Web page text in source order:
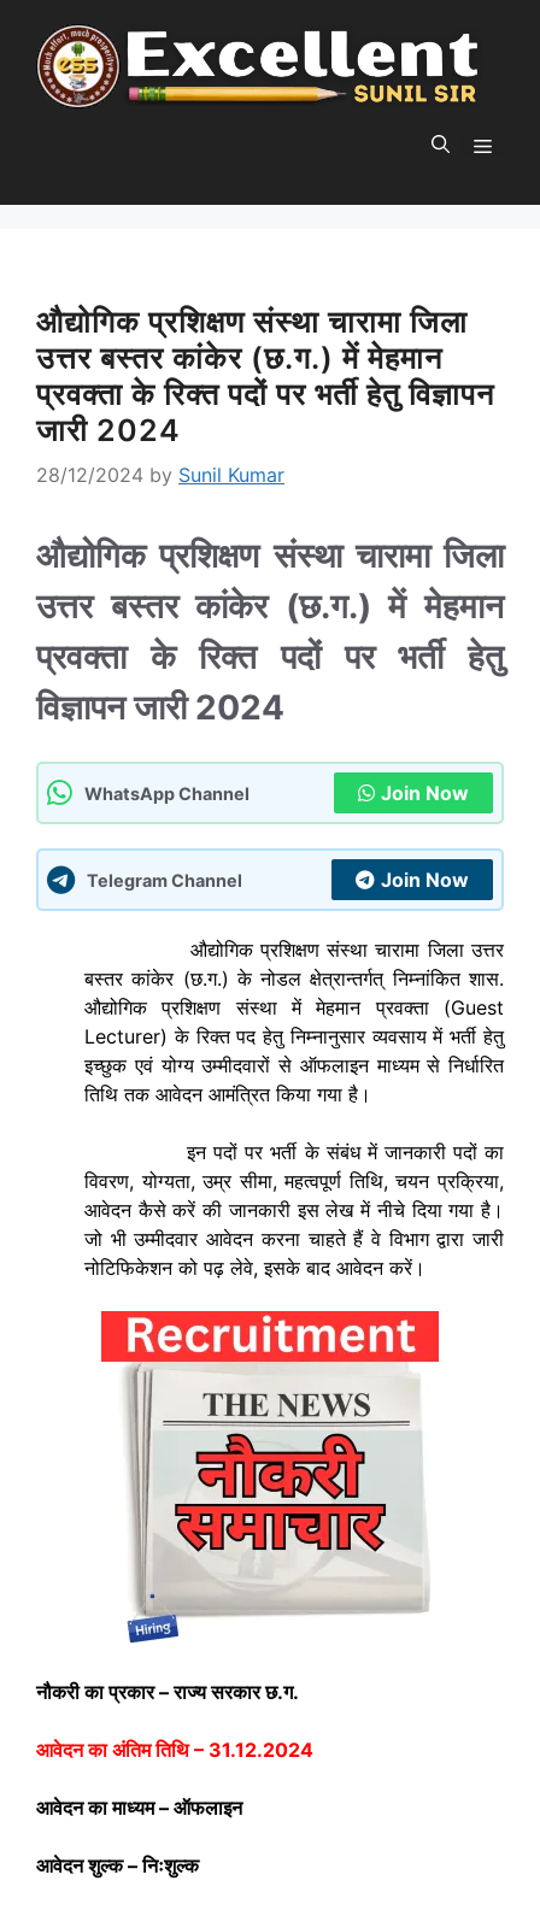
content
औद्योगिक प्रशिक्षण संस्था चारामा जिला
उत्तर बस्तर कांकेर (छ.ग.) में मेहमान
प्रवक्ता के रिक्त पदों पर भर्ती हेतु विज्ञापन
जारी 2024
28/12/2024 by Sunil Kumar
औद्योगिक प्रशिक्षण संस्था चारामा जिला
उत्तर बस्तर कांकेर (छ.ग.) में मेहमान
प्रवक्ता के रिक्त पदों पर भर्ती हेतु
विज्ञापन जारी 2024
WhatsApp Channel Join Now
Telegram Channel Join Now
औद्योगिक प्रशिक्षण संस्था चारामा जिला उत्तर
बस्तर कांकेर (छ.ग.) के नोडल क्षेत्रान्तर्गत् निम्नांकित शास.
औद्योगिक प्रशिक्षण संस्था में मेहमान प्रवक्ता (Guest
Lecturer) के रिक्त पद हेतु निम्नानुसार व्यवसाय में भर्ती हेतु
इच्छुक एवं योग्य उम्मीदवारों से ऑफलाइन माध्यम से निर्धारित
तिथि तक आवेदनआमंत्रित किया गया है।
इन पदों पर भर्ती के संबंध में जानकारी पदों का
विवरण, योग्यता, उम्र सीमा, महत्वपूर्ण तिथि, चयन प्रक्रिया,
आवेदन कैसे करें की जानकारी इस लेख में नीचे दिया गया है।
जो भी उम्मीदवार आवेदन करना चाहते हैं वे विभाग द्वारा जारी
नोटिफिकेशन को पढ़ लेवे, इसके बाद आवेदन करें।
नौकरी का प्रकार – राज्य सरकार छ.ग.
आवेदन का अंतिम तिथि – 31.12.2024
आवेदन का माध्यम – ऑफलाइन
आवेदन शुल्क – निःशुल्क